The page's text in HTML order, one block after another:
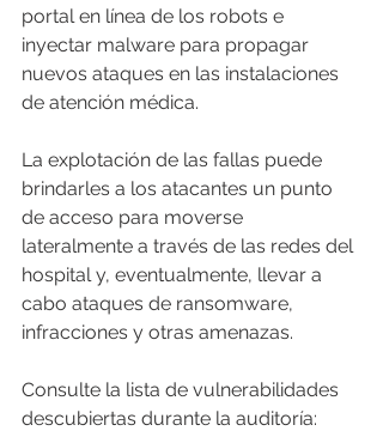
portal en línea de los robots e
inyectar malware para propagar
nuevos ataques en las instalaciones
de atención médica.
La explotación de las fallas puede
brindarles a los atacantes un punto
de acceso para moverse
lateralmente a través de las redes del
hospital y, eventualmente, llevar a
cabo ataques de ransomware,
infracciones y otras amenazas.
Consulte la lista de vulnerabilidades
descubiertas durante la auditoría: